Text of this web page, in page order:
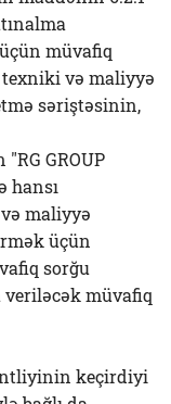
müvafiq
texniki və maliyyə
səriştəsinin,
GROUP
hansı
maliyyə
üçün
sorğu
müvafiq
keçirdiyi